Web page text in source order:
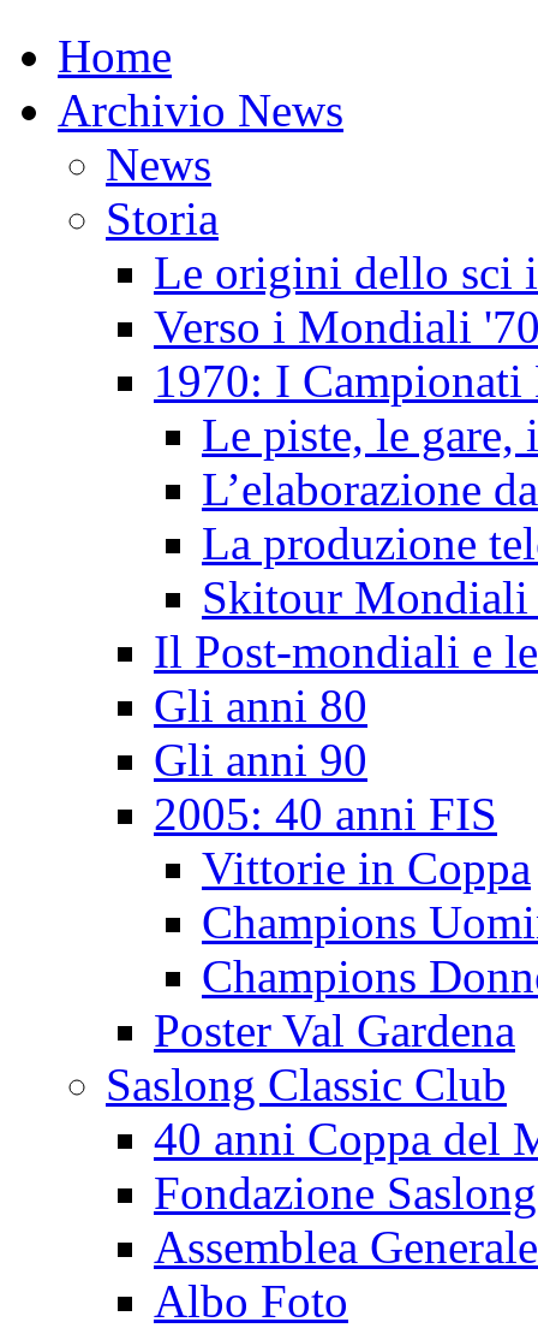
Home
Archivio News
News
Storia
Le origini dello sci
Verso i Mondiali
1970: I
Le piste, le
L’elaborazione
La produzione
Skitour Mondiali
Il Post-mondiali e
Gli anni 80
Gli anni 90
2005: 40 anni FIS
Vittorie in Coppa
Champions
Champions
Poster Val Gardena
Saslong Classic Club
40 anni Coppa del
Fondazione Saslong
Assemblea Generale
Albo Foto